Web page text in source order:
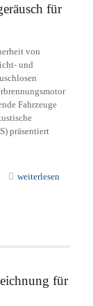
für
von
und
Fahrzeuge
präsentiert
weiterlesen
für